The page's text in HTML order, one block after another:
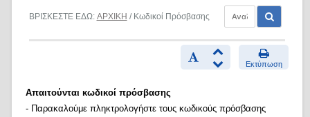
ΒΡΙΣΚΕΣΤΕ ΕΔΩ: ΑΡΧΙΚΗ / Κωδικοί Πρόσβασης
Εκτύπωση
Απαιτούνται κωδικοί πρόσβασης
- Παρακαλούμε πληκτρολογήστε τους κωδικούς πρόσβασης